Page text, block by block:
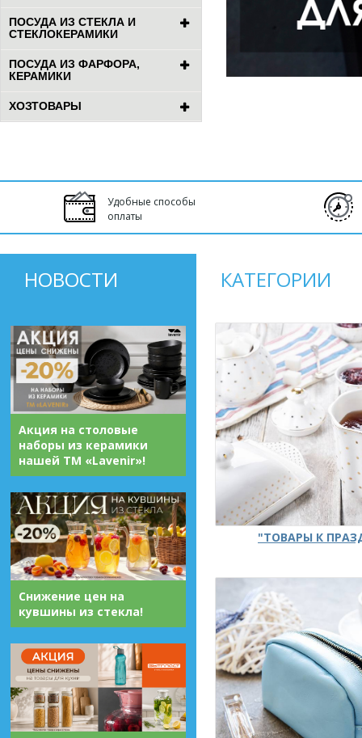
ПОСУДА ИЗ СТЕКЛА И
СТЕКЛОКЕРАМИКИ
ПОСУДА ИЗ ФАРФОРА,
КЕРАМИКИ
ХОЗТОВАРЫ
Удобные способы
оплаты
НОВОСТИ
Акция на столовые
наборы из керамики
нашей ТМ «Lavenir»!
Снижение цен на
кувшины из стекла!
КАТЕГОРИИ
"ТОВАРЫ К